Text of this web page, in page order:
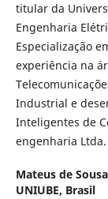
titular da
Engenharia
Especialização
experiência na
Industrial e
Inteligentes de
engenharia Ltda.
Mateus de
UNIUBE, Brasil